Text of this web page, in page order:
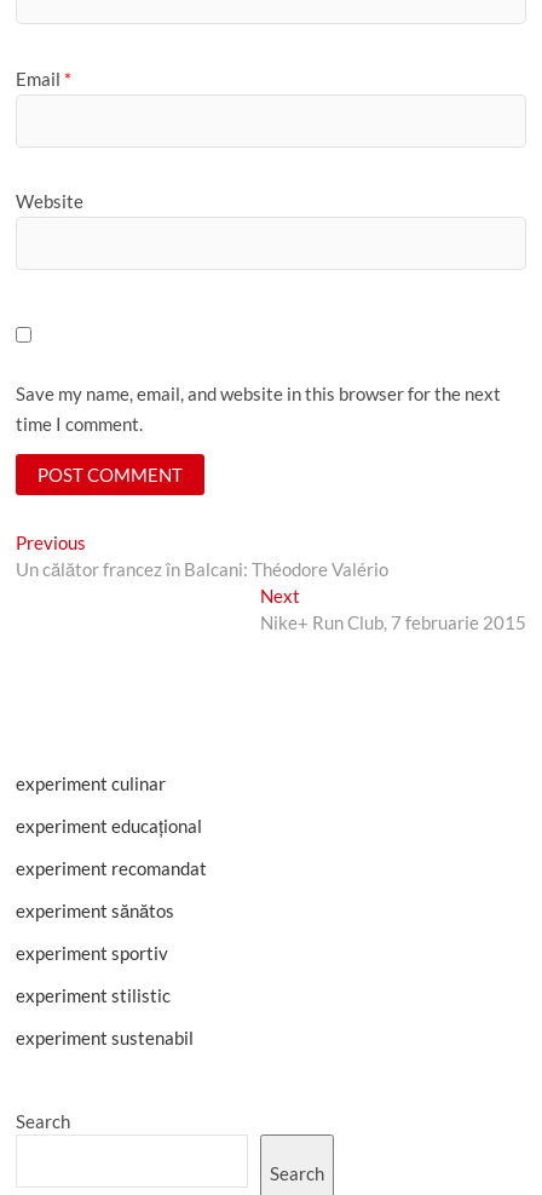
Email *
Website
Save my name, email, and website in this browser for the next
time I comment.
Post
navigation
Previous
post:
Un călător francez în Balcani: Théodore Valério
NextNext
post:
Nike+ Run Club, 7 februarie 2015
experiment culinar
experiment educațional
experiment recomandat
experiment sănătos
experiment sportiv
experiment stilistic
experiment sustenabil
Search
Search